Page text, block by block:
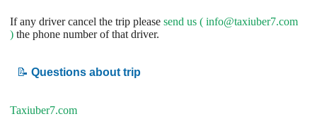
If any driver cancel the trip please send us ( info@taxiuber7.com
) the phone number of that driver.
📝 Questions about trip
Taxiuber7.com